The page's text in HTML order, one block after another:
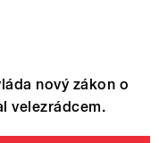
nový zákon o
velezrádcem.